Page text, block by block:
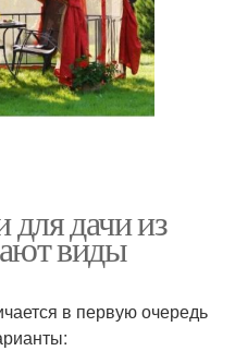
дачи из
виды
в первую очередь